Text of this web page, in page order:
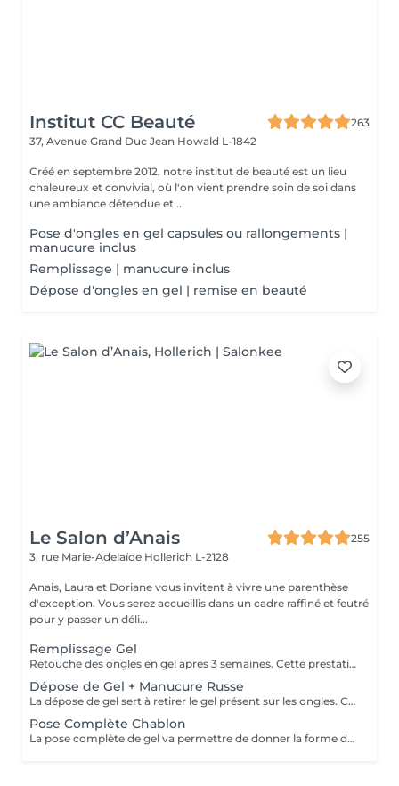
Institut CC Beauté
263
37, Avenue Grand Duc Jean Howald L-1842
Créé en septembre 2012, notre institut de beauté est un lieu
chaleureux et convivial, où l'on vient prendre soin de soi dans
une ambiance détendue et ...
Pose d'ongles en gel capsules ou rallongements |
manucure inclus
Remplissage | manucure inclus
Dépose d'ongles en gel | remise en beauté
Le Salon d’Anais
255
3, rue Marie-Adelaïde Hollerich L-2128
Anais, Laura et Doriane vous invitent à vivre une parenthèse
d'exception. Vous serez accueillis dans un cadre raffiné et feutré
pour y passer un déli...
Remplissage Gel
Retouche des ongles en gel après 3 semaines. Cette prestation va permettre d'entretenir les ongles en gel en ponçant la surface du gel et en remodelant l'ongle avec une nouvelle couche de gel et de couleur.
Dépose de Gel + Manucure Russe
La dépose de gel sert à retirer le gel présent sur les ongles. Cette prestation comprend le ponçage du gel et une manucure.
Pose Complète Chablon
La pose complète de gel va permettre de donner la forme désirée en rallongeant les ongles (préalablement préparés) par la technique du chablon. Ensuite vient la pose du gel qui sera façonné et enfin la pose de la couleur ou de la French.